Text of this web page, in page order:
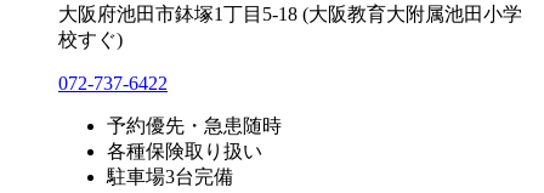
大阪府池田市鉢塚1丁目5-18 (大阪教育大附属池田小学
校すぐ)
072-737-6422
予約優先・急患随時
各種保険取り扱い
駐車場3台完備